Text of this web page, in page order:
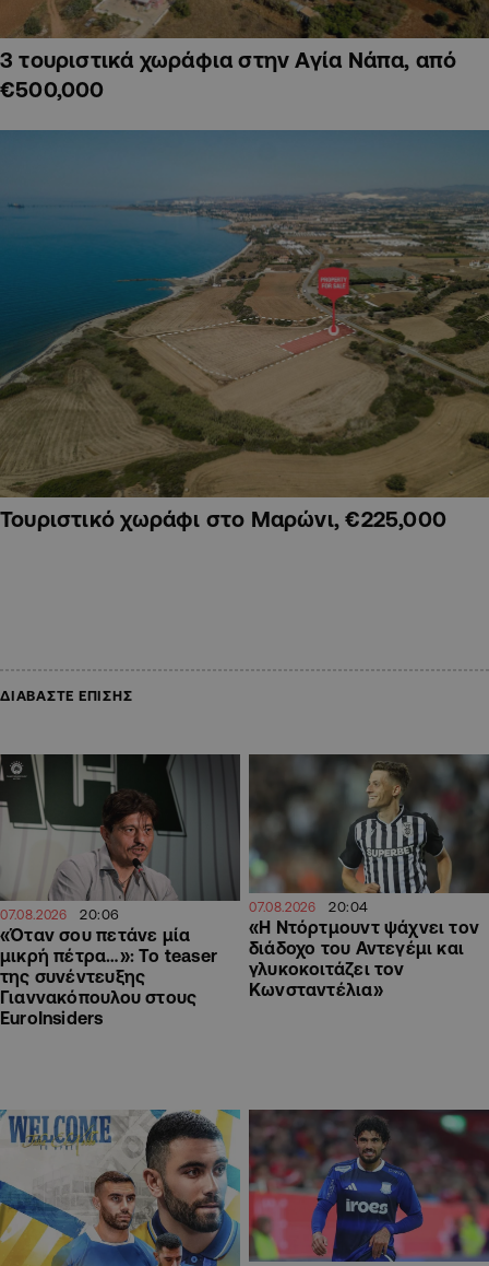
3 τουριστικά χωράφια στην Αγία Νάπα, από
€500,000
Τουριστικό χωράφι στο Μαρώνι, €225,000
ΔΙΑΒΑΣΤΕ ΕΠΙΣΗΣ
07.08.2026 20:06
«Όταν σου πετάνε μία
μικρή πέτρα…»: Το teaser
της συνέντευξης
Γιαννακόπουλου στους
EuroInsiders
07.08.2026 20:04
«Η Ντόρτμουντ ψάχνει τον
διάδοχο του Αντεγέμι και
γλυκοκοιτάζει τον
Κωνσταντέλια»